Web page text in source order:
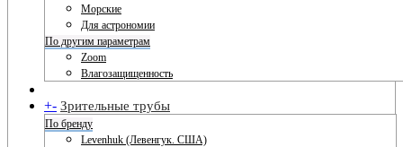
Морские
Для астрономии
По другим параметрам
Zoom
Влагозащищенность
+- Зрительные трубы
По бренду
Levenhuk (Левенгук. США)